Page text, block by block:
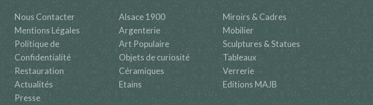
Nous Contacter
Mentions Légales
Politique de
Confidentialité
Restauration
Actualités
Presse
Alsace 1900
Argenterie
Art Populaire
Objets de curiosité
Céramiques
Etains
Miroirs & Cadres
Mobilier
Sculptures & Statues
Tableaux
Verrerie
Editions MAJB